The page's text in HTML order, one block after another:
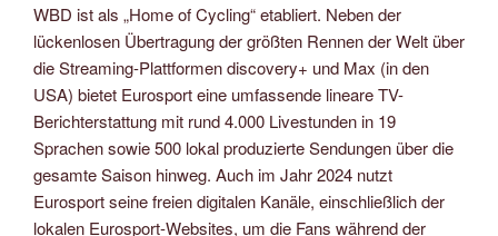
WBD ist als „Home of Cycling“ etabliert. Neben der
lückenlosen Übertragung der größten Rennen der Welt über
die Streaming-Plattformen discovery+ und Max (in den
USA) bietet Eurosport eine umfassende lineare TV-
Berichterstattung mit rund 4.000 Livestunden in 19
Sprachen sowie 500 lokal produzierte Sendungen über die
gesamte Saison hinweg. Auch im Jahr 2024 nutzt
Eurosport seine freien digitalen Kanäle, einschließlich der
lokalen Eurosport-Websites, um die Fans während der